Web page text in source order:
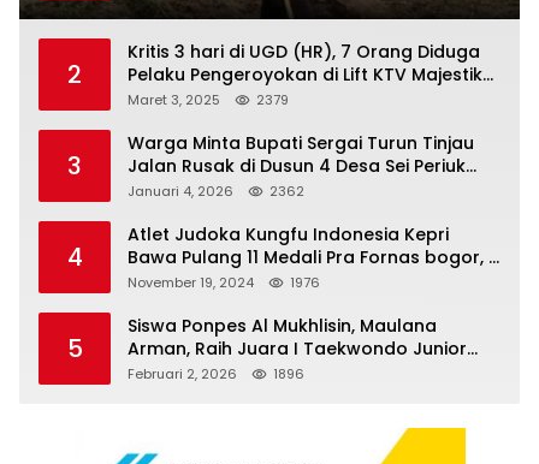
2
Kritis 3 hari di UGD (HR), 7 Orang Diduga
Pelaku Pengeroyokan di Lift KTV Majestik
Melenggang Bebas, Kantor Hukum JAP
Tanjungpinang
Maret 3, 2025 2379
3
Warga Minta Bupati Sergai Turun Tinjau
Jalan Rusak di Dusun 4 Desa Sei Periuk
Serdang Bedagai
Januari 4, 2026 2362
4
Atlet Judoka Kungfu Indonesia Kepri
Bawa Pulang 11 Medali Pra Fornas bogor, 3
Emas dan 8 Perunggu.
November 19, 2024 1976
5
Siswa Ponpes Al Mukhlisin, Maulana
Arman, Raih Juara I Taekwondo Junior
Putra di Riau National Championship 2026
Februari 2, 2026 1896